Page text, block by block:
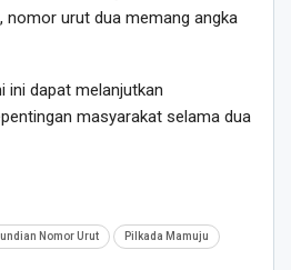
nomor urut dua memang angka
ini dapat melanjutkan
masyarakat selama dua
Nomor Urut Pilkada Mamuju